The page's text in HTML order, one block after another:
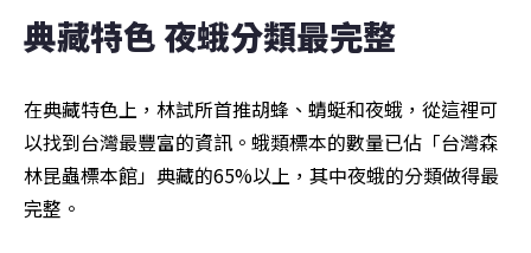
典藏特色 夜蛾分類最完整
在典藏特色上，林試所首推胡蜂、蜻蜓和夜蛾，從這裡可
以找到台灣最豐富的資訊。蛾類標本的數量已佔「台灣森
林昆蟲標本館」典藏的65%以上，其中夜蛾的分類做得最
完整。